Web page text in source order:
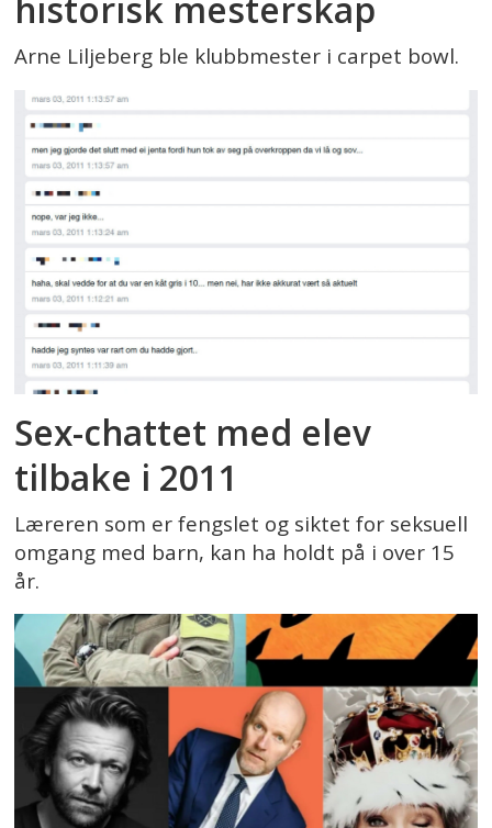
historisk mesterskap
Arne Liljeberg ble klubbmester i carpet bowl.
Sex-chattet med elev
tilbake i 2011
Læreren som er fengslet og siktet for seksuell
omgang med barn, kan ha holdt på i over 15
år.